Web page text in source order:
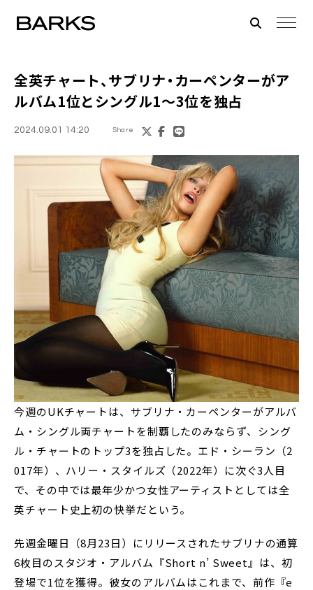
全英チャート、サブリナ・カーペンターがア
ルバム1位とシングル1～3位を独占
2024.09.01 14:20 Share
今週のUKチャートは、サブリナ・カーペンターがアルバ
ム・シングル両チャートを制覇したのみならず、シング
ル・チャートのトップ3を独占した。エド・シーラン（2
017年）、ハリー・スタイルズ（2022年）に次ぐ3人目
で、その中では最年少かつ女性アーティストとしては全
英チャート史上初の快挙だという。
先週金曜日（8月23日）にリリースされたサブリナの通算
6枚目のスタジオ・アルバム『Short n’ Sweet』は、初
登場で1位を獲得。彼女のアルバムはこれまで、前作『e